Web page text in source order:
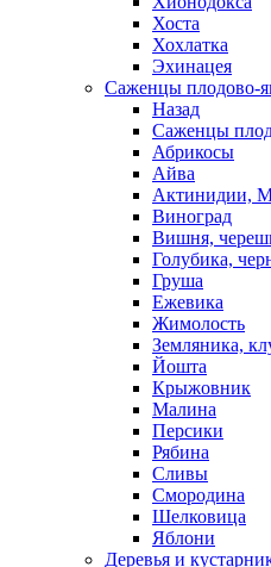
Хоста
Хохлатка
Эхинацея
Саженцы плодово-
Назад
Саженцы
Абрикосы
Айва
Актинидии,
Виноград
Вишня,
Голубика,
Груша
Ежевика
Жимолость
Земляника,
Йошта
Крыжовник
Малина
Персики
Рябина
Сливы
Смородина
Шелковица
Яблони
Деревья и